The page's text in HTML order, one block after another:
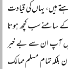
ہیں، یہاں کی قیادت
سامنے سب کچھ ہوتا
آپ ان سے بے خبر
بلکہ تمام مسلم ممالک